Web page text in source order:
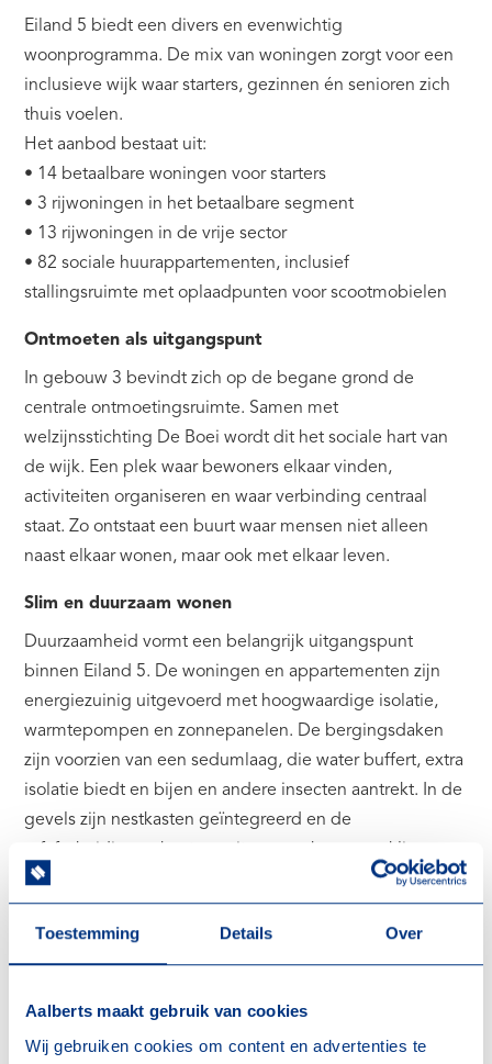
Toestemming Details Over
Aalberts maakt gebruik van cookies
Wij gebruiken cookies om content en advertenties te
Eiland 5 biedt een divers en evenwichtig
woonprogramma. De mix van woningen zorgt voor een
inclusieve wijk waar starters, gezinnen én senioren zich
thuis voelen.
Het aanbod bestaat uit:
• 14 betaalbare woningen voor starters
• 3 rijwoningen in het betaalbare segment
• 13 rijwoningen in de vrije sector
• 82 sociale huurappartementen, inclusief
stallingsruimte met oplaadpunten voor scootmobielen
Ontmoeten als uitgangspunt
In gebouw 3 bevindt zich op de begane grond de
centrale ontmoetingsruimte. Samen met
welzijnsstichting De Boei wordt dit het sociale hart van
de wijk. Een plek waar bewoners elkaar vinden,
activiteiten organiseren en waar verbinding centraal
staat. Zo ontstaat een buurt waar mensen niet alleen
naast elkaar wonen, maar ook met elkaar leven.
Slim en duurzaam wonen
Duurzaamheid vormt een belangrijk uitgangspunt
binnen Eiland 5. De woningen en appartementen zijn
energiezuinig uitgevoerd met hoogwaardige isolatie,
warmtepompen en zonnepanelen. De bergingsdaken
zijn voorzien van een sedumlaag, die water buffert, extra
isolatie biedt en bijen en andere insecten aantrekt. In de
gevels zijn nestkasten geïntegreerd en de
De gevels van de drie woontorens zijn voorzien van
speciaal frame waartegen een mix van klimplanten kan
groeien.
Deze maatregelen versterken de biodiversiteit en
Groene leefomgeving